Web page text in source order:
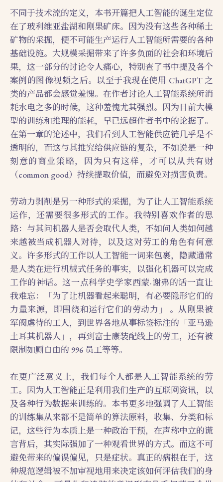
不同于技术流的定义，本书开篇把人工智能的诞生定位
在了玻利维亚盐湖和刚果矿床。因为没有这些各种稀土
矿物的采掘，便不可能生产运行人工智能所需要的各种
基础设施。大规模采掘带来了许多负面的社会和环境后
果，这一部分的讨论令人痛心，特别查了书中提及各个
案例的图像视频之后。以至于我现在使用 ChatGPT 之
类的产品都会感觉羞愧。在作者讨论人工智能系统所消
耗水电之多的时候，这种羞愧尤其强烈。因为目前大模
型的训练和推理的能耗，早已远超作者书中的论据了。
在第一章的论述中，我们看到人工智能供应链几乎是不
透明的，而这与其推究给供应链的复杂，不如说是一种
刻意的商业策略，因为只有这样，才可以从共有财
（common good）持续提取价值，而避免对损害负责。
劳动力剥削是另一种形式的采掘，为了让人工智能系统
运作，还需要很多形式的工作。我特别喜欢作者的思
路：与其问机器人是否会取代人类，不如问人类如何越
来越被当成机器人对待，以及这对劳工的角色有何意
义。许多形式的工作以人工智能一词来包裹，隐藏通常
是人类在进行机械式任务的事实，以强化机器可以完成
工作的神话。这一点科学史学家西蒙·谢弗的话一直让
我难忘：「为了让机器看起来聪明，有必要隐形它们的
力量来源，即围绕和运行它们的劳动力」 。从刚果被
军阀虐待的工人，到世界各地从事标签标注的「亚马逊
土耳其机器人」，再到富士康装配线上的劳工，还有被
限制如厕自由的 996 员工等等。
在更广泛意义上，我们每个人都是人工智能系统的劳
工。因为人工智能正是利用我们生产的互联网资讯，以
及各种行为数据来训练的。本书更多地强调了人工智能
的训练集从来都不是简单的算法原料，收集、分类和标
记，这些行为本质上是一种政治干预，在声称中立的谎
言背后，其实际强加了一种观看世界的方式。而这不可
避免带来的偏误偏见，只是症状。真正的病根在于，这
种规范逻辑被不加审视地用来决定该如何评估我们的身